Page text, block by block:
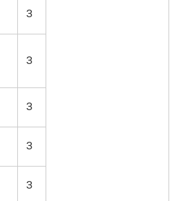
З
З
З
З
З